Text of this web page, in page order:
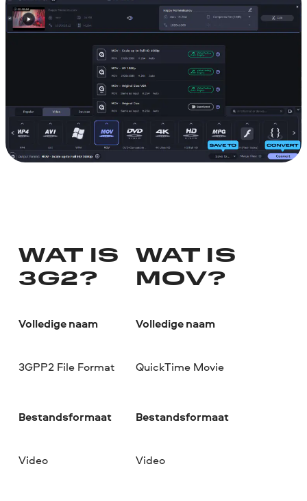
WAT IS
3G2?
Volledige naam
3GPP2 File Format
Bestandsformaat
Video
WAT IS
MOV?
Volledige naam
QuickTime Movie
Bestandsformaat
Video